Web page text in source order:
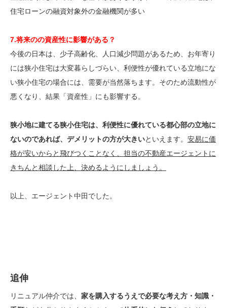
住宅ローンの融資対象外の金融機関が多い
7.将来のの資産性に影響がある？
今後の日本は、少子高齢化、人口減少問題があるため、お年寄り
には狭小住宅は大変暮らしづらい、利便性が優れている立地にな
い狭小住宅の場合には、需要が当然落ちます。そのため流動性が
悪くなり、結果「資産性」にも影響する。
狭小地に建てる狭小住宅は、利便性に優れている都心部の立地に
ないのであれば、デメリットの方が大きいといえます。 安易に価
格が安いからと飛びつくことなく、担当の不動産エージェントに
きちんと相談した上、決めるようにしましょう。
以上、エージェント中田でした。
追伸
リニュアル仲介では、 家を購入するうえで必要な考え方・知識・